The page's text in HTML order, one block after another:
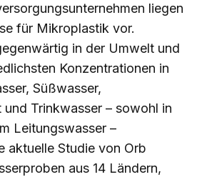
liegen
für Mikroplastik vor.
in der Umwelt und
Konzentrationen in
Süßwasser,
Trinkwasser – sowohl in
Leitungswasser –
aktuelle Studie von Orb
aus 14 Ländern,